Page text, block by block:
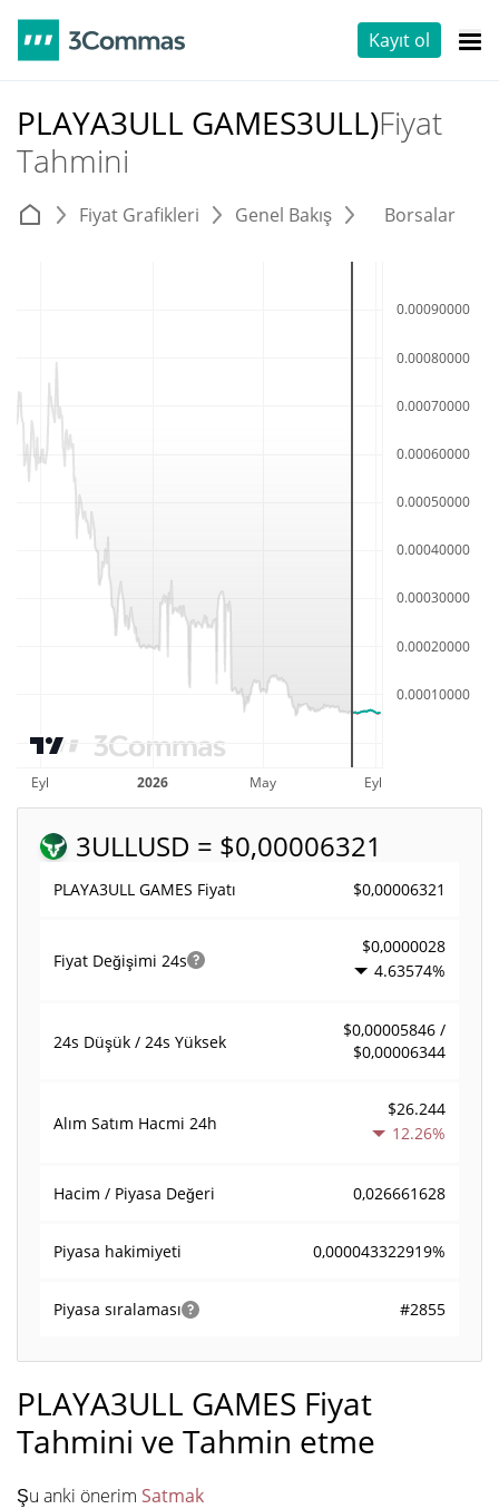
Kayıt ol
PLAYA3ULL GAMES3ULL)Fiyat
Tahmini
Fiyat Grafikleri Genel Bakış Borsalar
3ULLUSD = $0,00006321
PLAYA3ULL GAMES Fiyatı $0,00006321
Fiyat Değişimi 24s
$0,0000028
4.63574%
24s Düşük / 24s Yüksek
$0,00005846 /
$0,00006344
Alım Satım Hacmi 24h
$26.244
12.26%
Hacim / Piyasa Değeri 0,026661628
Piyasa hakimiyeti 0,000043322919%
Piyasa sıralaması #2855
PLAYA3ULL GAMES Fiyat
Tahmini ve Tahmin etme
Şu anki önerim Satmak